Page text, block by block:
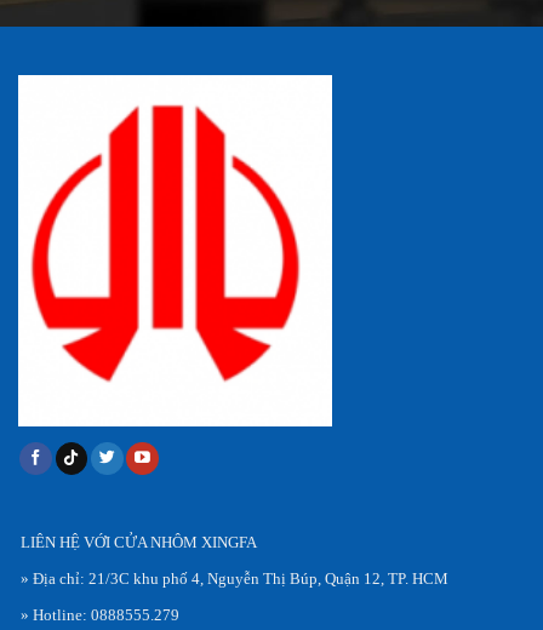
LIÊN HỆ VỚI CỬA NHÔM XINGFA
» Địa chỉ: 21/3C khu phố 4, Nguyễn Thị Búp, Quận 12, TP. HCM
» Hotline: 0888555.279